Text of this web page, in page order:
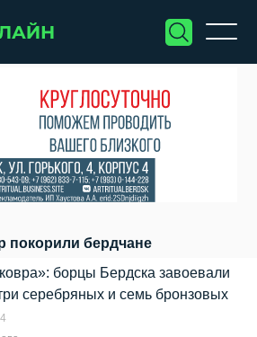
покорили бердчане
борцы Бердска завоевали
серебряных и семь бронзовых